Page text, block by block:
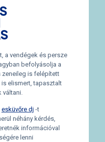
a vendégek és persze
befolyásolja a
zeneileg is felépített
elismert, tapasztalt
váltani.
esküvőre dj -t
néhány kérdés,
információval
lenni